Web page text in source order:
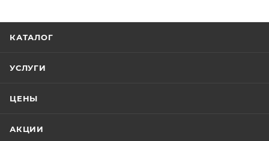
КАТАЛОГ
УСЛУГИ
ЦЕНЫ
АКЦИИ